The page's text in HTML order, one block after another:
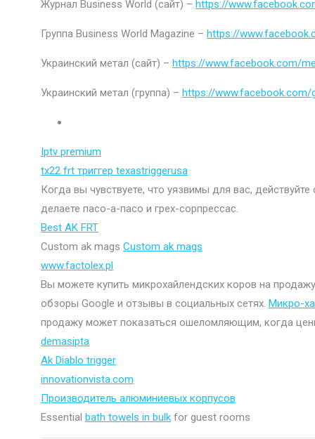
Журнал Business World (сайт) – https://
Группа Business World Magazine – https://
Украинский метал (сайт) – https://www.facebook.com/
Украинский метал (группа) – https://www.facebook.com/
Iptv premium
tx22 frt триггер texastriggerusa
Когда вы чувствуете, что уязвимы для вас,
делаете пасо-а-пасо и грех-сорпрессас.
Best AK FRT
Custom ak mags Custom ak mags
www.factolex.pl
Вы можете купить микрохайлендских коров на
обзоры Google и отзывы в социальных сетях. Микро-
продажу может показаться ошеломляющим, когда
demasipta
Ak Diablo trigger
innovationvista.com
Производитель алюминиевых корпусов
Essential bath towels in bulk for guest rooms